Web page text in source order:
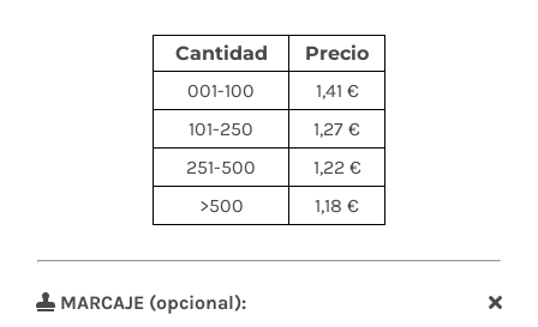
Cantidad
Precio
001-100
1,41 €
101-250
1,27 €
251-500
1,22 €
>500
1,18 €
MARCAJE (opcional):